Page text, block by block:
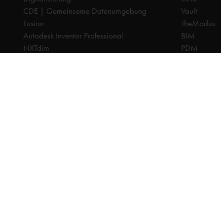
CDE | Gemeinsame Datenumgebung
Fusion
Autodesk Inventor Professional
NXTdim
Vault
TheModus
BIM
PDM